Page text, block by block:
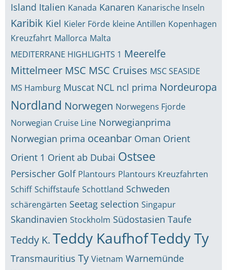
Island Italien Kanada Kanaren Kanarische Inseln
Karibik Kiel Kieler Förde kleine Antillen Kopenhagen
Kreuzfahrt Mallorca Malta
MEDITERRANE HIGHLIGHTS 1 Meerelfe
Mittelmeer MSC MSC Cruises MSC SEASIDE
MS Hamburg Muscat NCL ncl prima Nordeuropa
Nordland Norwegen Norwegens Fjorde
Norwegian Cruise Line Norwegianprima
Norwegian prima oceanbar Oman Orient
Orient 1 Orient ab Dubai Ostsee
Persischer Golf Plantours Plantours Kreuzfahrten
Schiff Schiffstaufe Schottland Schweden
schärengärten Seetag selection Singapur
Skandinavien Stockholm Südostasien Taufe
Teddy K. Teddy KaufhofTeddy Ty
Transmauritius Ty Vietnam Warnemünde